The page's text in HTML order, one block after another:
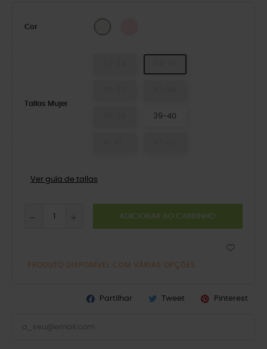
Cor Chalk
Tallas Mujer
39-40
Ver guía de tallas
ADICIONAR AO CARRINHO
PRODUTO DISPONÍVEL COM VÁRIAS OPÇÕES
Partilhar Tweet Pinterest